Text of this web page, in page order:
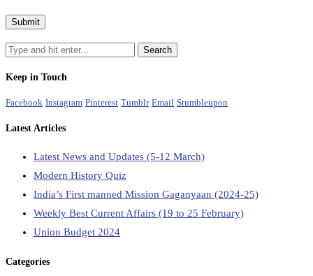
Keep in Touch
Facebook Instagram Pinterest Tumblr Email Stumbleupon
Latest Articles
Latest News and Updates (5-12 March)
Modern History Quiz
India’s First manned Mission Gaganyaan (2024-25)
Weekly Best Current Affairs (19 to 25 February)
Union Budget 2024
Categories